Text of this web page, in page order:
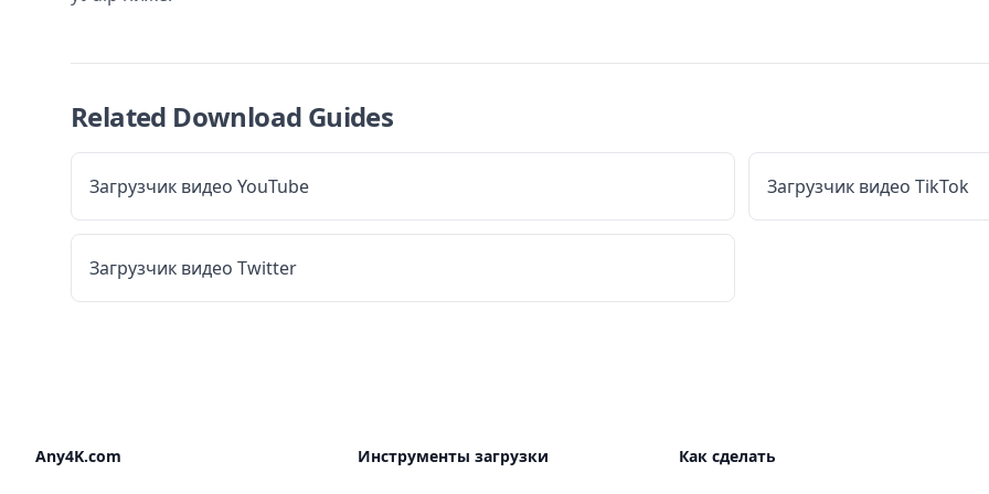
Related Download Guides
Загрузчик видео YouTube Загрузчик видео TikTok
Загрузчик видео Twitter
Any4K.com Инструменты загрузки Как сделать